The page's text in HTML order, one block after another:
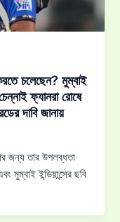
চলেছেন? মুম্বাই
ফ্যানরা রোষে
দাবি জানায়
তার উপলব্ধতা
ইন্ডিয়ান্সের ছবি